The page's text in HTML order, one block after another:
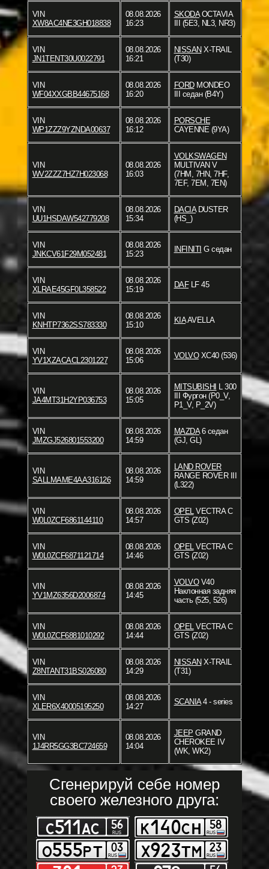
VIN
XW8AC4NE3GH018838
08.08.2026
16:23
SKODAOCTAVIA
III (5E3, NL3, NR3)
VIN
JN1TENT30U0022791
08.08.2026
16:21
NISSAN X-TRAIL
(T30)
VIN
WF04XXGBB44675168
08.08.2026
16:20
FORDMONDEO
III седан (B4Y)
VIN
WP1ZZZ9YZNDA00637
08.08.2026
16:12
PORSCHE
CAYENNE (9YA)
VIN
WV2ZZZ7HZ7H023068
08.08.2026
16:03
VOLKSWAGEN
MULTIVAN V
(7HM, 7HN, 7HF,
7EF, 7EM, 7EN)
VIN
UU1HSDAW542779208
08.08.2026
15:34
DACIADUSTER
(HS_)
VIN
JNKCV61F29M052481
08.08.2026
15:23
INFINITI G седан
VIN
XLRAE45GF0L358522
08.08.2026
15:19
DAFLF 45
VIN
KNHTP7362SS783330
08.08.2026
15:10
KIAAVELLA
VIN
YV1XZACACL2301227
08.08.2026
15:06
VOLVOXC40 (536)
VIN
JA4MT31H2YP036753
08.08.2026
15:05
MITSUBISHI L 300
III Фургон (P0_V,
P1_V, P_2V)
VIN
JMZGJ526801553200
08.08.2026
14:59
MAZDA6 седан
(GJ, GL)
VIN
SALLMAME4AA316126
08.08.2026
14:59
LAND ROVER
RANGE ROVER III
(L322)
VIN
W0L0ZCF6861144110
08.08.2026
14:57
OPELVECTRA C
GTS (Z02)
VIN
W0L0ZCF6871121714
08.08.2026
14:46
OPELVECTRA C
GTS (Z02)
VIN
YV1MZ6356D2006874
08.08.2026
14:45
VOLVOV40
Наклонная задняя
часть (525, 526)
VIN
W0L0ZCF6881010292
08.08.2026
14:44
OPELVECTRA C
GTS (Z02)
VIN
Z8NTANT31BS026080
08.08.2026
14:29
NISSAN X-TRAIL
(T31)
VIN
XLER6X40005195250
08.08.2026
14:27
SCANIA4 - series
VIN
1J4RR5GG3BC724659
08.08.2026
14:04
JEEP GRAND
CHEROKEE IV
(WK, WK2)
Сгенерируй себе номер
своего железного друга: